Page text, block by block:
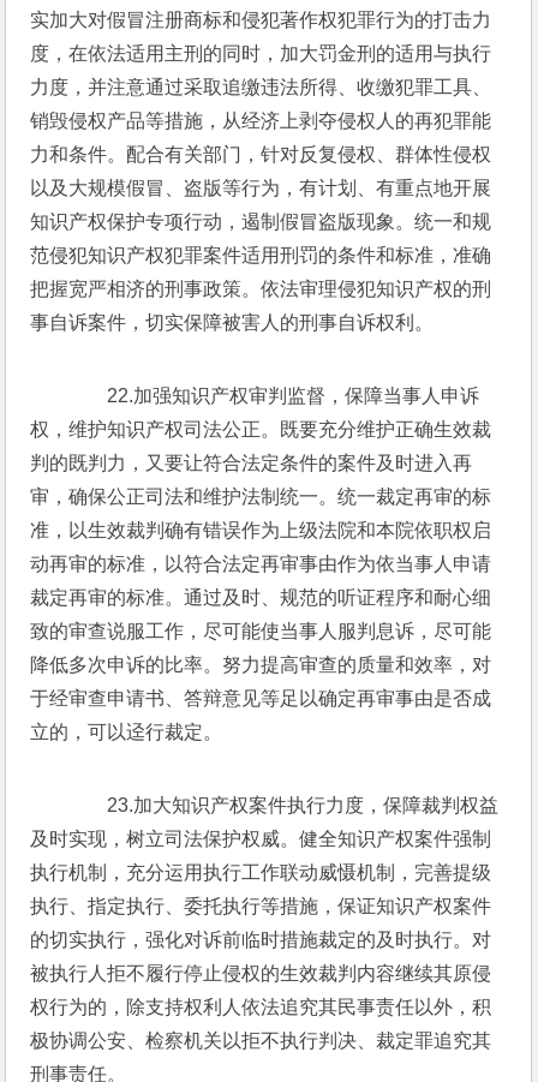
实加大对假冒注册商标和侵犯著作权犯罪行为的打击力
度，在依法适用主刑的同时，加大罚金刑的适用与执行
力度，并注意通过采取追缴违法所得、收缴犯罪工具、
销毁侵权产品等措施，从经济上剥夺侵权人的再犯罪能
力和条件。配合有关部门，针对反复侵权、群体性侵权
以及大规模假冒、盗版等行为，有计划、有重点地开展
知识产权保护专项行动，遏制假冒盗版现象。统一和规
范侵犯知识产权犯罪案件适用刑罚的条件和标准，准确
把握宽严相济的刑事政策。依法审理侵犯知识产权的刑
事自诉案件，切实保障被害人的刑事自诉权利。
22.加强知识产权审判监督，保障当事人申诉
权，维护知识产权司法公正。既要充分维护正确生效裁
判的既判力，又要让符合法定条件的案件及时进入再
审，确保公正司法和维护法制统一。统一裁定再审的标
准，以生效裁判确有错误作为上级法院和本院依职权启
动再审的标准，以符合法定再审事由作为依当事人申请
裁定再审的标准。通过及时、规范的听证程序和耐心细
致的审查说服工作，尽可能使当事人服判息诉，尽可能
降低多次申诉的比率。努力提高审查的质量和效率，对
于经审查申请书、答辩意见等足以确定再审事由是否成
立的，可以迳行裁定。
23.加大知识产权案件执行力度，保障裁判权益
及时实现，树立司法保护权威。健全知识产权案件强制
执行机制，充分运用执行工作联动威慑机制，完善提级
执行、指定执行、委托执行等措施，保证知识产权案件
的切实执行，强化对诉前临时措施裁定的及时执行。对
被执行人拒不履行停止侵权的生效裁判内容继续其原侵
权行为的，除支持权利人依法追究其民事责任以外，积
极协调公安、检察机关以拒不执行判决、裁定罪追究其
刑事责任。